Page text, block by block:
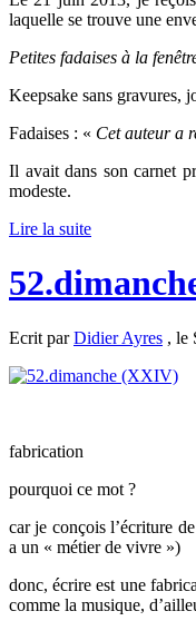
laquelle se trouve une
Petites fadaises à la
Keepsake sans gravures,
Fadaises : « Cet auteur a
Il avait dans son carnet
modeste.
Lire la suite
Ecrit parDidier Ayres , le
fabrication
pourquoi ce mot ?
car je conçois l’écriture
a un « métier de vivre »)
donc, écrire est une
comme la musique,